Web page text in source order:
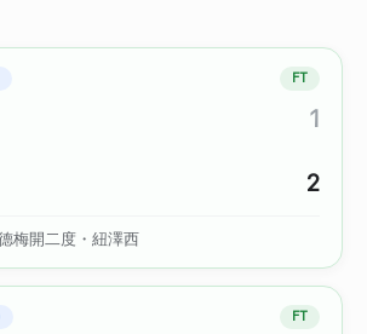
FT
1
2
梅開二度・紐澤西
FT